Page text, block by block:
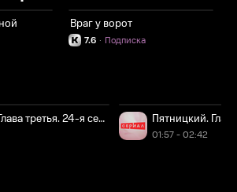
Враг у ворот
7.6 Подписка
·
третья. 24-я серия - "Больше, чем обида"
Пятницкий.
01:57 - 02:42